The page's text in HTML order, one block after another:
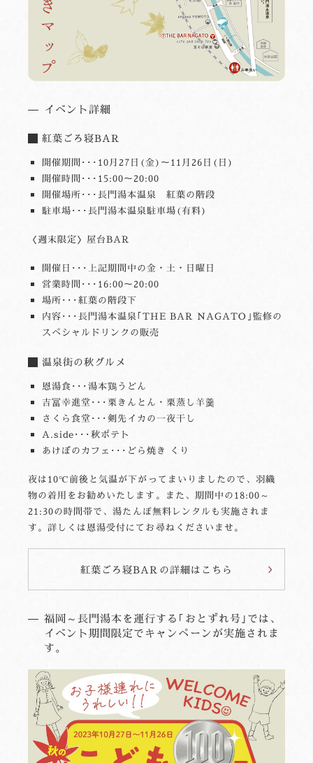
イベント詳細
紅葉ごろ寝BAR
開催期間･･･10月27日(金)～11月26日(日)
開催時間･･･15:00～20:00
開催場所･･･長門湯本温泉 紅葉の階段
駐車場･･･長門湯本温泉駐車場(有料)
〈週末限定〉屋台BAR
開催日･･･上記期間中の金・土・日曜日
営業時間･･･16:00～20:00
場所･･･紅葉の階段下
内容･･･長門湯本温泉｢THE BAR NAGATO｣監修の
スペシャルドリンクの販売
温泉街の秋グルメ
恩湯食･･･湯本鶏うどん
吉冨幸進堂･･･栗きんとん・栗蒸し羊羹
さくら食堂･･･剣先イカの一夜干し
A.side･･･秋ポテト
あけぼのカフェ･･･どら焼き くり
夜は10℃前後と気温が下がってまいりましたので、羽織
物の着用をお勧めいたします。また、期間中の18:00～
21:30の時間帯で、湯たんぽ無料レンタルも実施されま
す。詳しくは恩湯受付にてお尋ねくださいませ。
紅葉ごろ寝BARの詳細はこちら
福岡～長門湯本を運行する｢おとずれ号｣では、
イベント期間限定でキャンペーンが実施されま
す。